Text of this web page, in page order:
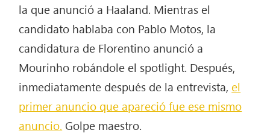
la que anunció a Haaland. Mientras el
candidato hablaba con Pablo Motos, la
candidatura de Florentino anunció a
Mourinho robándole el spotlight. Después,
inmediatamente después de la entrevista, el
primer anuncio que apareció fue ese mismo
anuncio. Golpe maestro.